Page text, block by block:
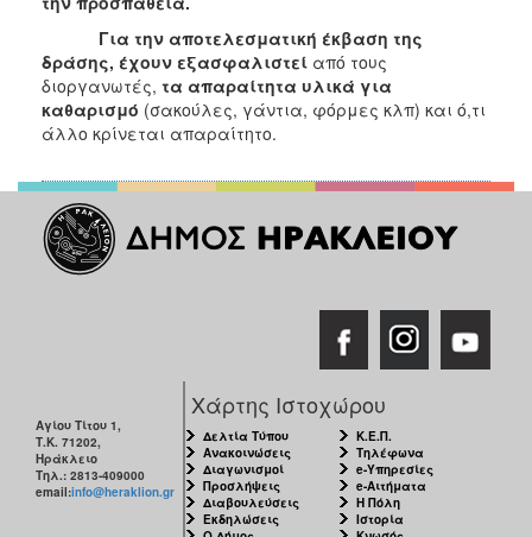
Για την αποτελεσματική έκβαση της
δράσης, έχουν εξασφαλιστεί από τους
διοργανωτές, τα απαραίτητα υλικά για
καθαρισμό (σακούλες, γάντια, φόρμες κλπ) και ό,τι
άλλο κρίνεται απαραίτητο.
Αγίου Τίτου 1,
Τ.Κ. 71202,
Ηράκλειο
Τηλ.: 2813-409000
email:info@heraklion.gr
Χάρτης Ιστοχώρου
Δελτία Τύπου
Ανακοινώσεις
Διαγωνισμοί
Προσλήψεις
Διαβουλεύσεις
Εκδηλώσεις
Κ.Ε.Π.
Τηλέφωνα
e-Υπηρεσίες
e-Αιτήματα
Η Πόλη
Ιστορία